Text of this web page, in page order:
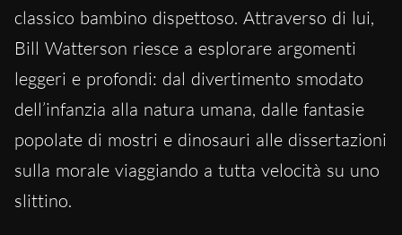
classico bambino dispettoso. Attraverso di lui,
Bill Watterson riesce a esplorare argomenti
leggeri e profondi: dal divertimento smodato
dell’infanzia alla natura umana, dalle fantasie
popolate di mostri e dinosauri alle dissertazioni
sulla morale viaggiando a tutta velocità su uno
slittino.